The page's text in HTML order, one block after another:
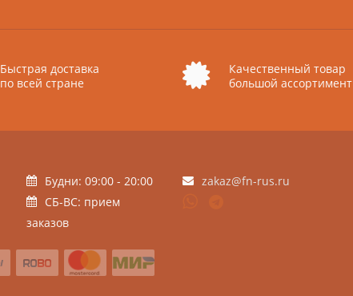
Быстрая доставка
по всей стране
Качественный товар
большой ассортимент
Будни: 09:00 - 20:00
СБ-ВС: прием
заказов
zakaz@fn-rus.ru